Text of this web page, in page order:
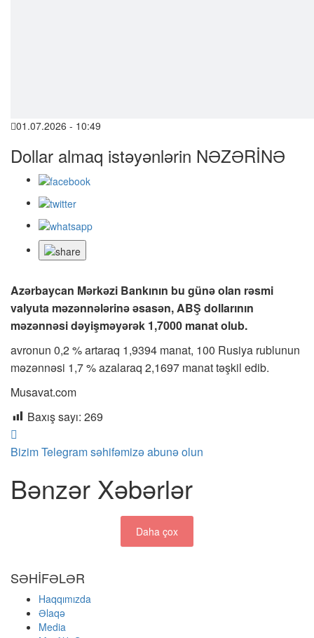
01.07.2026 - 10:49
Dollar almaq istəyənlərin NƏZƏRİNƏ
Azərbaycan Mərkəzi Bankının bu günə olan rəsmi
valyuta məzənnələrinə əsasən, ABŞ dollarının
məzənnəsi dəyişməyərək 1,7000 manat olub.
avronun 0,2 % artaraq 1,9394 manat, 100 Rusiya rublunun
məzənnəsi 1,7 % azalaraq 2,1697 manat təşkil edib.
Musavat.com
Baxış sayı: 269
Bizim Telegram səhifəmizə abunə olun
Bənzər Xəbərlər
Daha çox
SƏHİFƏLƏR
Haqqımızda
Əlaqə
Media